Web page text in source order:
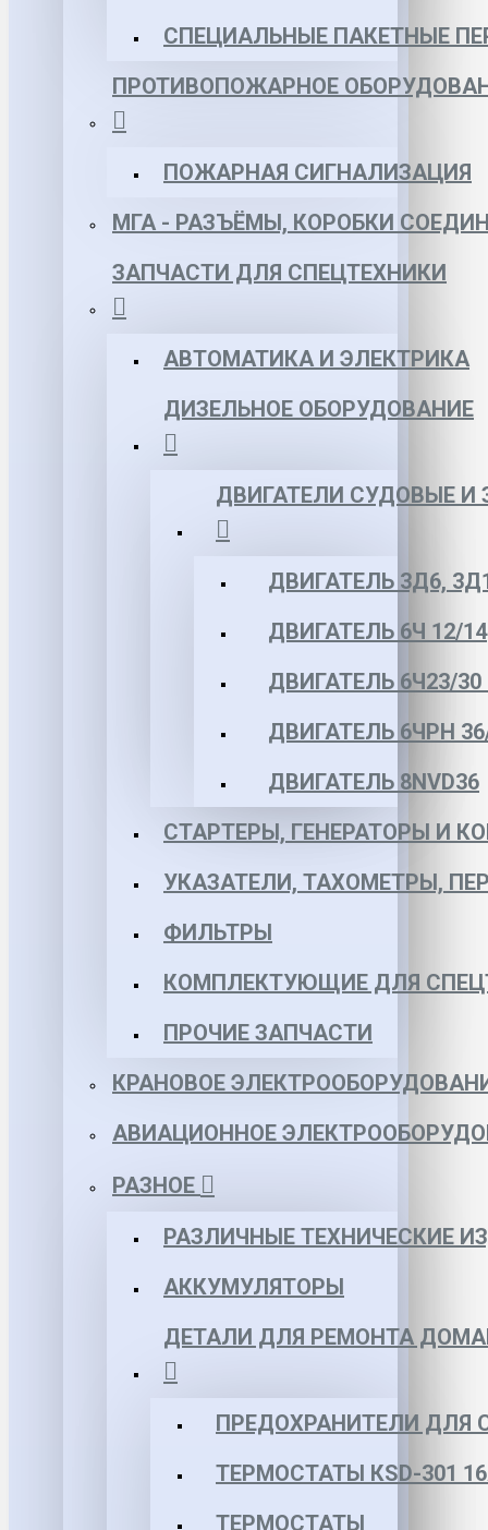
СПЕЦИАЛЬНЫЕ ПАКЕТНЫЕ
ПРОТИВОПОЖАРНОЕ
ПОЖАРНАЯ СИГНАЛИЗАЦИЯ
МГА - РАЗЪЁМЫ, КОРОБКИ
ЗАПЧАСТИ ДЛЯ СПЕЦТЕХНИКИ
АВТОМАТИКА И ЭЛЕКТРИКА
ДИЗЕЛЬНОЕ ОБОРУДОВАНИЕ
ДВИГАТЕЛИ СУДОВЫЕ И
ДВИГАТЕЛЬ 3Д6,
ДВИГАТЕЛЬ 6Ч 12/14
ДВИГАТЕЛЬ 6Ч23/30
ДВИГАТЕЛЬ 6ЧРН
ДВИГАТЕЛЬ 8NVD36
СТАРТЕРЫ, ГЕНЕРАТОРЫ И
УКАЗАТЕЛИ, ТАХОМЕТРЫ,
ФИЛЬТРЫ
КОМПЛЕКТУЮЩИЕ ДЛЯ
ПРОЧИЕ ЗАПЧАСТИ
КРАНОВОЕ
АВИАЦИОННОЕ
РАЗНОЕ
РАЗЛИЧНЫЕ ТЕХНИЧЕСКИЕ
АККУМУЛЯТОРЫ
ДЕТАЛИ ДЛЯ РЕМОНТА
ПРЕДОХРАНИТЕЛИ ДЛЯ
ТЕРМОСТАТЫ КSD-301
ТЕРМОСТАТЫ